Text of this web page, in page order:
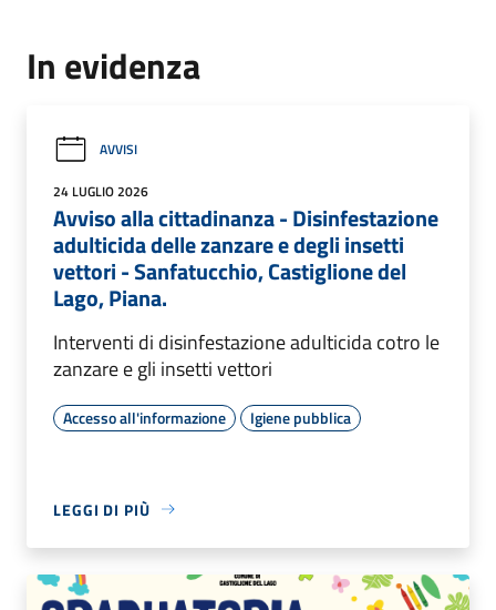
In evidenza
AVVISI
24 LUGLIO 2026
Avviso alla cittadinanza - Disinfestazione
adulticida delle zanzare e degli insetti
vettori - Sanfatucchio, Castiglione del
Lago, Piana.
Interventi di disinfestazione adulticida cotro le
zanzare e gli insetti vettori
Accesso all'informazione Igiene pubblica
LEGGI DI PIÙ